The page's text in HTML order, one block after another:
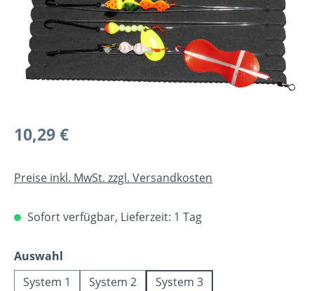
Regulärer Preis:
10,29 €
Preise inkl. MwSt. zzgl. Versandkosten
Sofort verfügbar, Lieferzeit: 1 Tag
Auswahl
System 1
System 2 System 3